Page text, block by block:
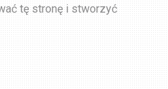
tę stronę i stworzyć